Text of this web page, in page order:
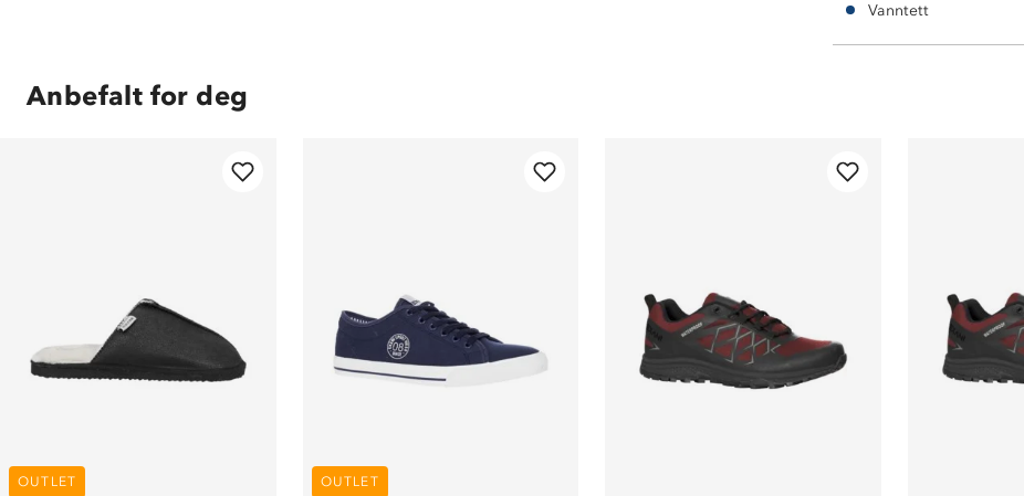
Vanntett
Anbefalt for deg
OUTLET OUTLET